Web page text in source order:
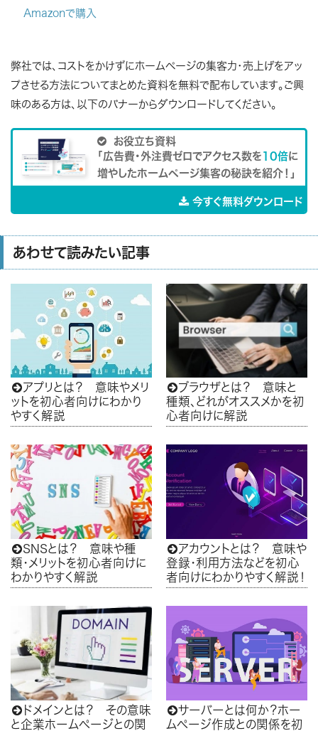
Amazonで購入
弊社では、コストをかけずにホームページの集客力・売上げをアッ
プさせる方法についてまとめた資料を無料で配布しています。ご興
味のある方は、以下のバナーからダウンロードしてください。

お役立ち資料
「広告費・外注費ゼロでアクセス数を 10倍に
増やしたホームページ集客の秘訣を紹介！」
今すぐ無料ダウンロード
あわせて読みたい記事
アプリとは？ 意味やメリ
ットを初心者向けにわかり
やすく解説
ブラウザとは？ 意味と
種類、どれがオススメかを初
心者向けに解説
SNSとは？ 意味や種
類・メリットを初心者向けに
わかりやすく解説
アカウントとは？ 意味や
登録・利用方法などを初心
者向けにわかりやすく解説！
 ドメインとは？ その意味
と企業ホームページとの関
サーバーとは何か？ホー
ムページ作成との関係を初